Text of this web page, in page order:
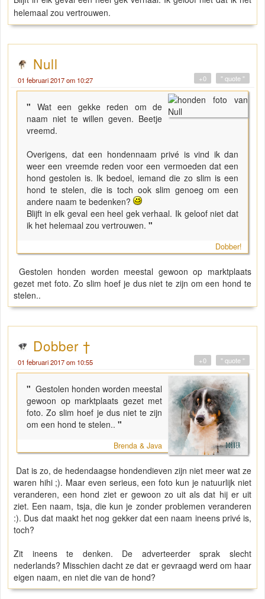
helemaal zou vertrouwen.
Null
01 februari 2017 om 10:27 " quote "
+0
" Wat een gekke reden om de
naam niet te willen geven. Beetje
vreemd.
Overigens, dat een hondennaam privé is vind ik dan
weer een vreemde reden voor een vermoeden dat een
hond gestolen is. Ik bedoel, iemand die zo slim is een
hond te stelen, die is toch ook slim genoeg om een
andere naam te bedenken?
Blijft in elk geval een heel gek verhaal. Ik geloof niet dat
ik het helemaal zou vertrouwen. "
Dobber!
Gestolen honden worden meestal gewoon op marktplaats
gezet met foto. Zo slim hoef je dus niet te zijn om een hond te
stelen..
Dobber †
01 februari 2017 om 10:55 " quote "
+0
" Gestolen honden worden meestal
gewoon op marktplaats gezet met
foto. Zo slim hoef je dus niet te zijn
om een hond te stelen.. "
Brenda & Java
Dat is zo, de hedendaagse hondendieven zijn niet meer wat ze
waren hihi ;). Maar even serieus, een foto kun je natuurlijk niet
veranderen, een hond ziet er gewoon zo uit als dat hij er uit
ziet. Een naam, tsja, die kun je zonder problemen veranderen
:). Dus dat maakt het nog gekker dat een naam ineens privé is,
toch?
Zit ineens te denken. De adverteerder sprak slecht
nederlands? Misschien dacht ze dat er gevraagd werd om haar
eigen naam, en niet die van de hond?